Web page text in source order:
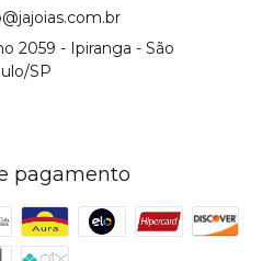
2059 - Ipiranga - São
SP
pagamento